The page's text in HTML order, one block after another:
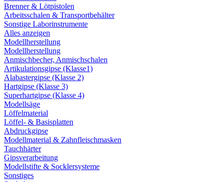
Brenner & Lötpistolen
Arbeitsschalen & Transportbehälter
Sonstige Laborinstrumente
Alles anzeigen
Modellherstellung
Modellherstellung
Anmischbecher, Anmischschalen
Artikulationsgipse (Klasse1)
Alabastergipse (Klasse 2)
Hartgipse (Klasse 3)
Superhartgipse (Klasse 4)
Modellsäge
Löffelmaterial
Löffel- & Basisplatten
Abdruckgipse
Modellmaterial & Zahnfleischmasken
Tauchhärter
Gipsverarbeitung
Modellstifte & Socklersysteme
Sonstiges